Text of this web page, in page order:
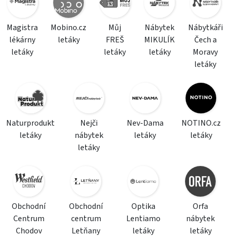
Magistra
lékárny
letáky
Mobino.cz
letáky
Můj
FREŠ
letáky
Nábytek
MIKULÍK
letáky
Nábytkáři
Čech a
Moravy
letáky
Naturprodukt
letáky
Nejči
nábytek
letáky
Nev-Dama
letáky
NOTINO.cz
letáky
Obchodní
Centrum
Chodov
Obchodní
centrum
Letňany
Optika
Lentiamo
letáky
Orfa
nábytek
letáky